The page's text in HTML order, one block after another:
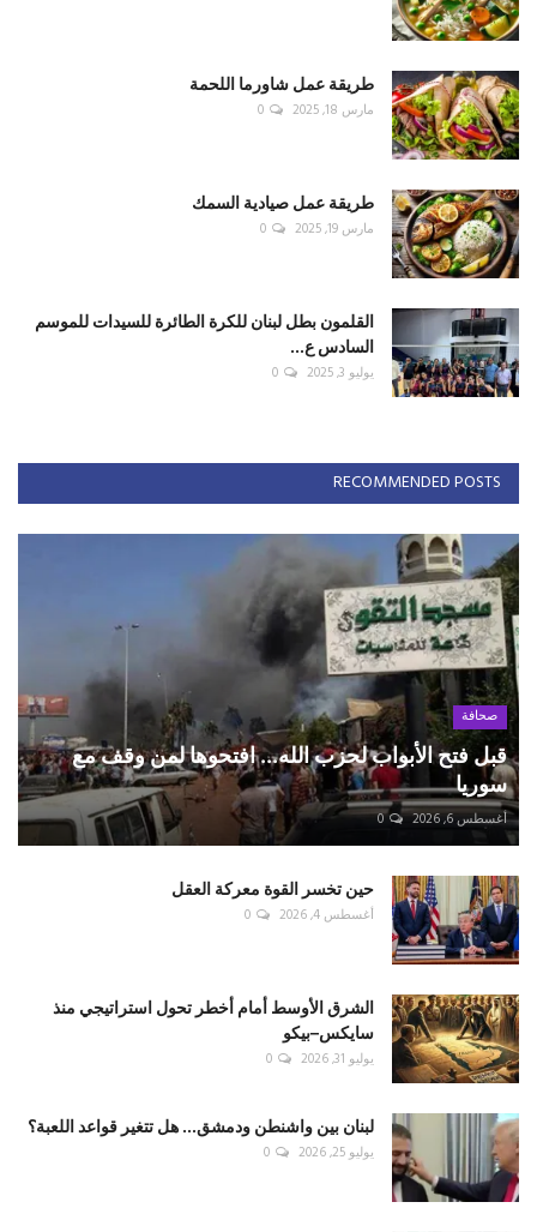
طريقة عمل شاورما اللحمة
مارس 18, 2025 0
طريقة عمل صيادية السمك
مارس 19, 2025 0
القلمون بطل لبنان للكرة الطائرة للسيدات للموسم
السادس ع...
يوليو 3, 2025 0
RECOMMENDED POSTS
صحافة
قبل فتح الأبواب لحزب الله... افتحوها لمن وقف مع
سوريا
أغسطس 6, 2026 0
حين تخسر القوة معركة العقل
أغسطس 4, 2026 0
الشرق الأوسط أمام أخطر تحول استراتيجي منذ
سايكس–بيكو
يوليو 31, 2026 0
لبنان بين واشنطن ودمشق... هل تتغير قواعد اللعبة؟
يوليو 25, 2026 0